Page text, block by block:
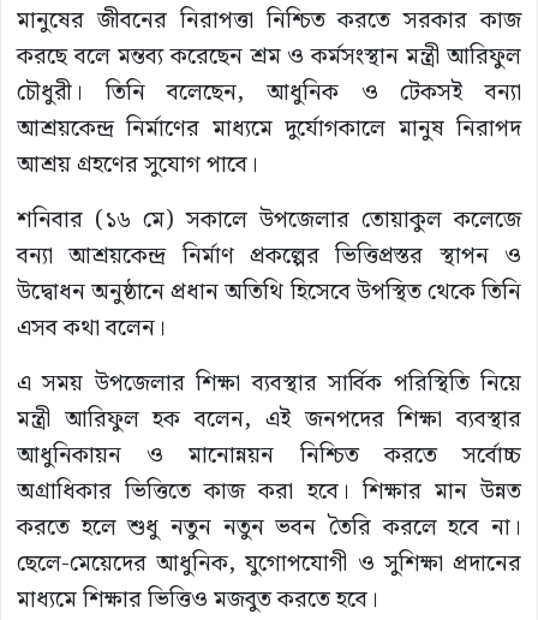
মানুষের জীবনের নিরাপত্তা নিশ্চিত করতে সরকার কাজ
করছে বলে মন্তব্য করেছেন শ্রম ও কর্মসংস্থান মন্ত্রী আরিফুল
চৌধুরী। তিনি বলেছেন, আধুনিক ও টেকসই বন্যা
আশ্রয়কেন্দ্র নির্মাণের মাধ্যমে দুর্যোগকালে মানুষ নিরাপদ
আশ্রয় গ্রহণের সুযোগ পাবে।
শনিবার (১৬ মে) সকালে উপজেলার তোয়াকুল কলেজে
বন্যা আশ্রয়কেন্দ্র নির্মাণ প্রকল্পের ভিত্তিপ্রস্তর স্থাপন ও
উদ্বোধন অনুষ্ঠানে প্রধান অতিথি হিসেবে উপস্থিত থেকে তিনি
এসব কথা বলেন।
এ সময় উপজেলার শিক্ষা ব্যবস্থার সার্বিক পরিস্থিতি নিয়ে
মন্ত্রী আরিফুল হক বলেন, এই জনপদের শিক্ষা ব্যবস্থার
আধুনিকায়ন ও মানোন্নয়ন নিশ্চিত করতে সর্বোচ্চ
অগ্রাধিকার ভিত্তিতে কাজ করা হবে। শিক্ষার মান উন্নত
করতে হলে শুধু নতুন নতুন ভবন তৈরি করলে হবে না।
ছেলে-মেয়েদের আধুনিক, যুগোপযোগী ও সুশিক্ষা প্রদানের
মাধ্যমে শিক্ষার ভিত্তিও মজবুত করতে হবে।